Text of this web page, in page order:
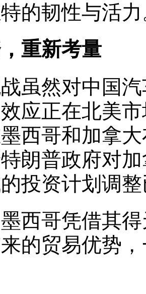
的韧性与活
重新考量
虽然对中国
应正在北美
西哥和加拿
朗普政府对
投资计划调
西哥凭借其
的贸易优势